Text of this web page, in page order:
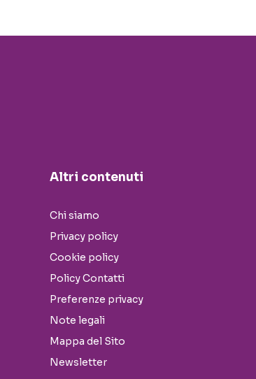
Altri contenuti
Chi siamo
Privacy policy
Cookie policy
Policy Contatti
Preferenze privacy
Note legali
Mappa del Sito
Newsletter